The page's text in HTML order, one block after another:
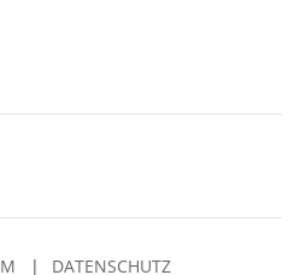
DATENSCHUTZ